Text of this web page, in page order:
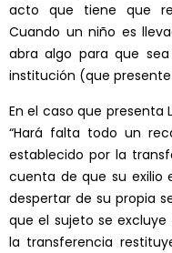
acto que tiene que
Cuando un niño es
abra algo para que
institución (que
En el caso que presenta
“Hará falta todo un
establecido por la
cuenta de que su exilio
despertar de su propia
que el sujeto se
la transferencia